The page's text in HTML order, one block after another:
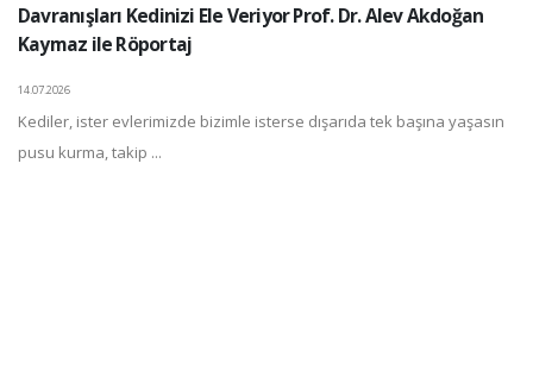
Davranışları Kedinizi Ele Veriyor Prof. Dr. Alev Akdoğan
Kaymaz ile Röportaj
14.07.2026
Kediler, ister evlerimizde bizimle isterse dışarıda tek başına yaşasın
pusu kurma, takip ...